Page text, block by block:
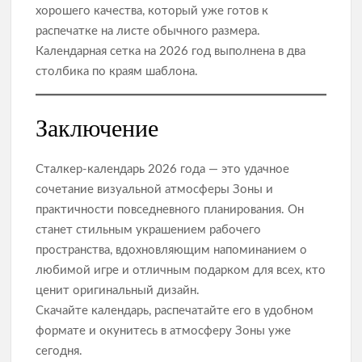
хорошего качества, который уже готов к
распечатке на листе обычного размера.
Календарная сетка на 2026 год выполнена в два
столбика по краям шаблона.
Заключение
Сталкер‑календарь 2026 года — это удачное
сочетание визуальной атмосферы Зоны и
практичности повседневного планирования. Он
станет стильным украшением рабочего
пространства, вдохновляющим напоминанием о
любимой игре и отличным подарком для всех, кто
ценит оригинальный дизайн.
Скачайте календарь, распечатайте его в удобном
формате и окунитесь в атмосферу Зоны уже
сегодня.